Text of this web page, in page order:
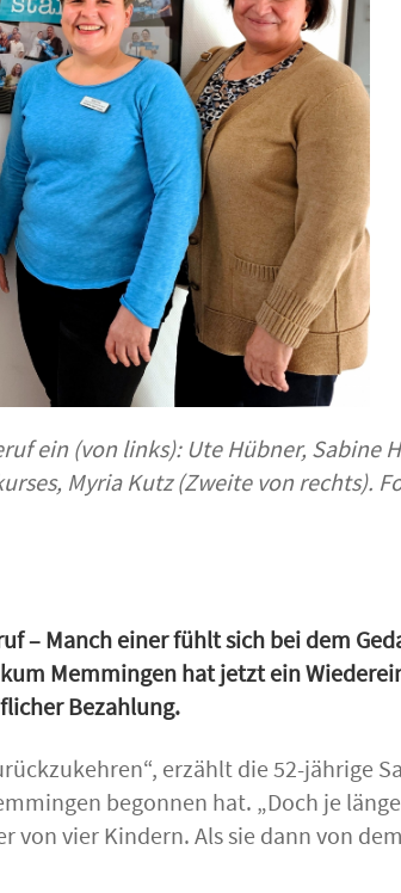
ein (von links): Ute Hübner, Sabine
Myria Kutz (Zweite von rechts).
– Manch einer fühlt sich bei dem
Memmingen hat jetzt ein
Bezahlung.
erzählt die 52-jährige
begonnen hat. „Doch je
von vier Kindern. Als sie dann von